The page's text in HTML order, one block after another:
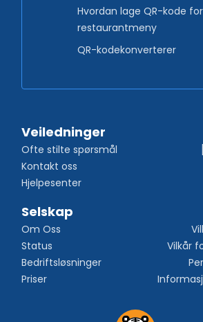
Hvordan lage QR-kode for
restaurantmeny
QR-kodekonverterer
Veiledninger
Ofte stilte spørsmål
Kontakt oss
Hjelpesenter
Selskap
Om Oss
Status
Bedriftsløsninger
Priser
Vilkår